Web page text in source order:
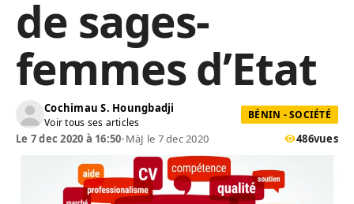
de sages-
femmes d’Etat
Cochimau S. Houngbadji
Voir tous ses articles
BÉNIN - SOCIÉTÉ
Le 7 dec 2020 à 16:50•MàJ le 7 dec 2020 486vues